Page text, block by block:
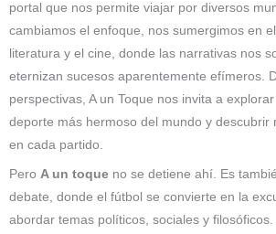
portal que nos permite viajar por diversos
cambiamos el enfoque, nos sumergimos en
literatura y el cine, donde las narrativas nos
eternizan sucesos aparentemente efímeros.
perspectivas, A un Toque nos invita a
deporte más hermoso del mundo y descubrir
en cada partido.
Pero A un toque no se detiene ahí. Es
debate, donde el fútbol se convierte en la
abordar temas políticos, sociales y